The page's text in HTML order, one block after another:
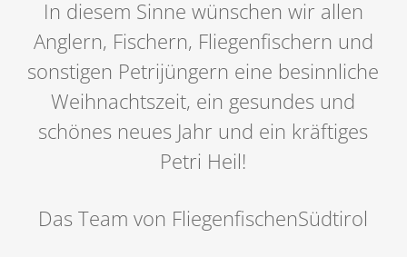
In diesem Sinne wünschen wir allen
Anglern, Fischern, Fliegenfischern und
sonstigen Petrijüngern eine besinnliche
Weihnachtszeit, ein gesundes und
schönes neues Jahr und ein kräftiges
Petri Heil!
Das Team von FliegenfischenSüdtirol